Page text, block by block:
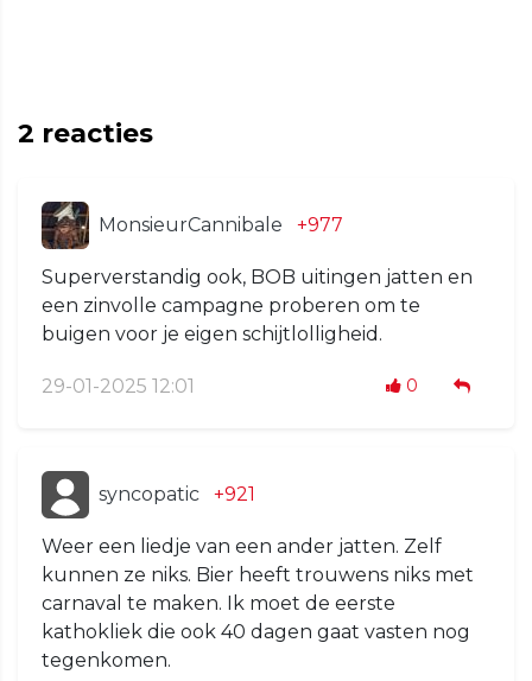
2 reacties
MonsieurCannibale +977
Superverstandig ook, BOB uitingen jatten en
een zinvolle campagne proberen om te
buigen voor je eigen schijtlolligheid.
29-01-2025 12:01 0
syncopatic +921
Weer een liedje van een ander jatten. Zelf
kunnen ze niks. Bier heeft trouwens niks met
carnaval te maken. Ik moet de eerste
kathokliek die ook 40 dagen gaat vasten nog
tegenkomen.